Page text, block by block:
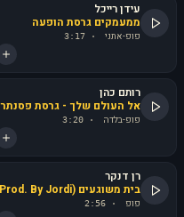
עידן רייכל
ממעמקים גרסת הופעה
פופ-אתני ·
3:17
רותם כהן
אל העולם שלך - גרסת פסנתר
פופ-בלדה ·
3:20
רן דנקר
בית משוגעים (Prod. By Jordi)
פופ ·
2:56